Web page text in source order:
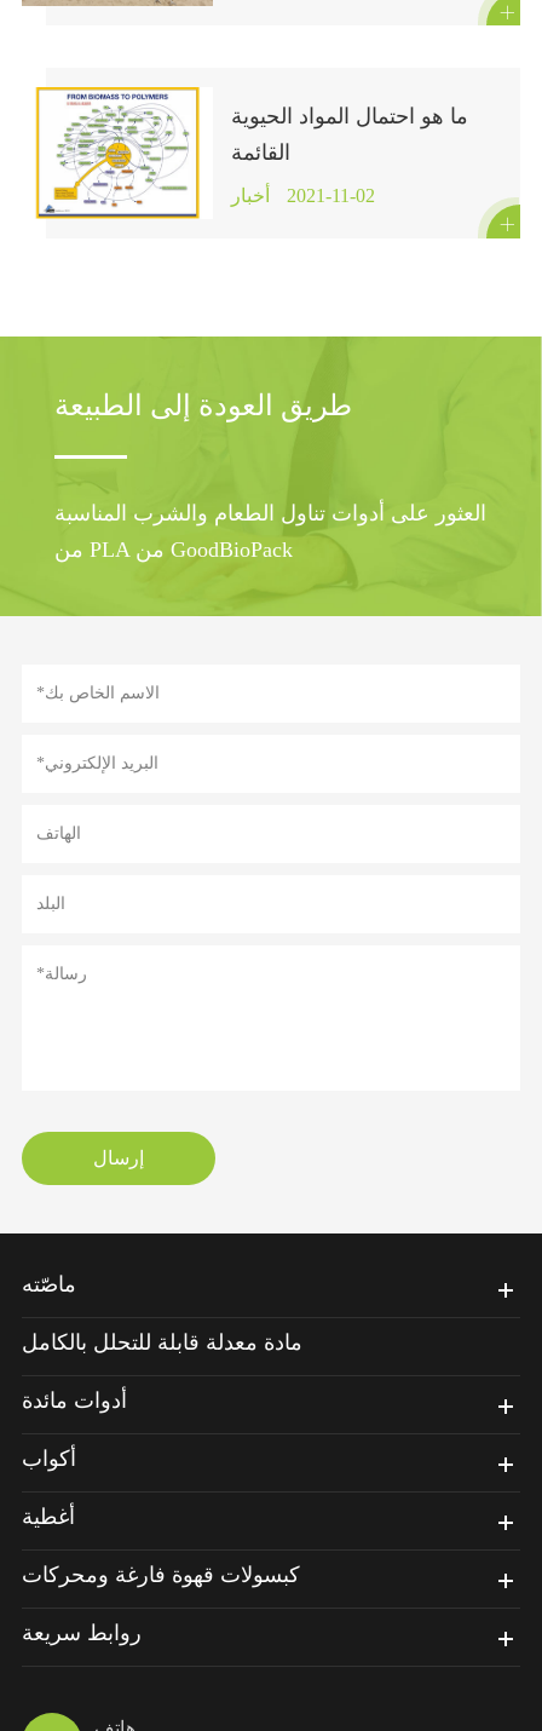

ما هو احتمال المواد الحيوية
القائمة
أخبار 2021-11-02

طريق العودة إلى الطبيعة
العثور على أدوات تناول الطعام والشرب المناسبة
من PLA من GoodBioPack
إرسال
ماصّته
مادة معدلة قابلة للتحلل بالكامل
أدوات مائدة
أكواب
أغطية
كبسولات قهوة فارغة ومحركات
روابط سريعة